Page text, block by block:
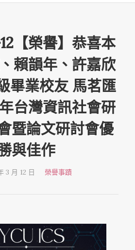
【榮譽】恭喜本
賴韻年、許嘉欣
畢業校友 馬茗匯
台灣資訊社會研
暨論文研討會優
與佳作
3 月 12 日 榮譽事蹟